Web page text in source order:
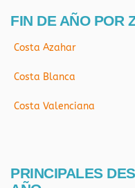
FIN DE AÑO POR
Costa Azahar
Costa Blanca
Costa Valenciana
PRINCIPALES